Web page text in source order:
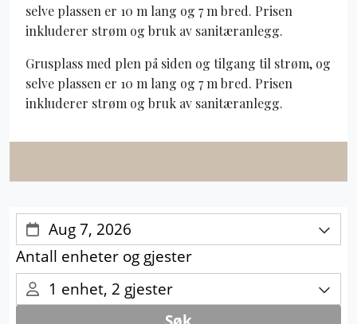
selve plassen er 10 m lang og 7 m bred. Prisen
inkluderer strøm og bruk av sanitæranlegg.
Grusplass med plen på siden og tilgang til strøm, og
selve plassen er 10 m lang og 7 m bred. Prisen
inkluderer strøm og bruk av sanitæranlegg.